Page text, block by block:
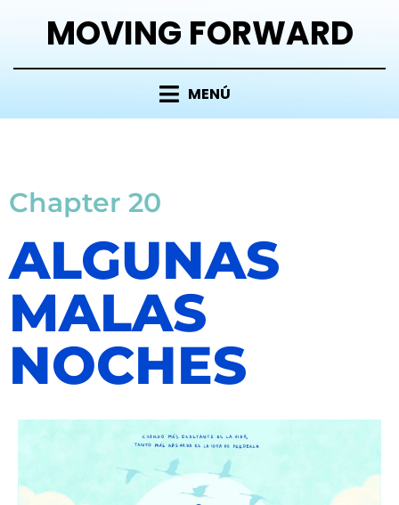
MOVING FORWARD
MENÚ
Chapter 20
ALGUNAS
MALAS
NOCHES